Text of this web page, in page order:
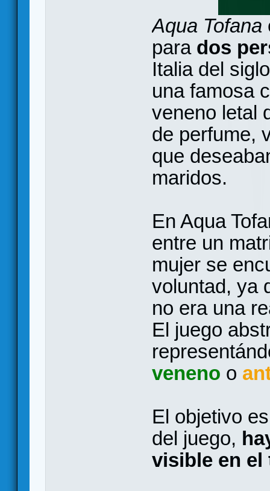
Aqua Tofana
para dos
Italia del
una famosa
veneno letal
de perfume,
que
maridos.
En Aqua
entre un
mujer se
voluntad, ya
no era una
El juego
veneno o
El objetivo
del juego,
visible en el